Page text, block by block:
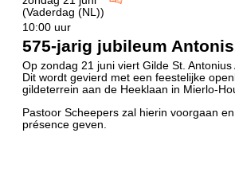
(Vaderdag (NL))
10:00 uur
575-jarig jubileum
Op zondag 21 juni viert Gilde St.
Dit wordt gevierd met een feestelijke
gildeterrein aan de Heeklaan in Mierlo-
Pastoor Scheepers zal hierin voorgaan
présence geven.